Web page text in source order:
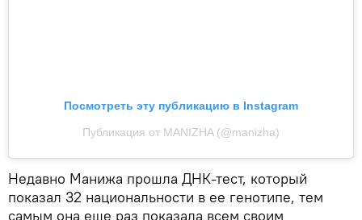
Посмотреть эту публикацию в Instagram
Публикация от MANIZHA (@manizha)
Недавно Манижа прошла ДНК-тест, который
показал 32 национальности в ее генотипе, тем
самым она еще раз показала всем своим